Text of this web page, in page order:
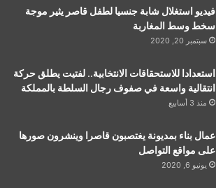
فيديو استغلال شابة جنسيا لطفل قاصر يثير موجة
سخط وسط المغاربة
سبتمبر 20, 2020
استعدادا للاستحقاقات الانتخابية.. لفتيت يطلق حركة
انتقالية واسعة في صفوف رجال السلطة بالمملكة
منذ 3 أسابيع
عمال بناء بمديونة يغتصبون قاصرا وينشرون صورها
على مواقع التواصل
يونيو 6, 2020